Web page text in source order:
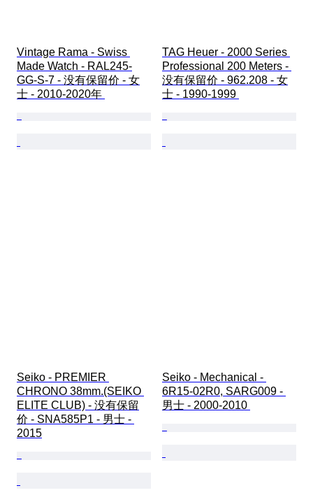
Vintage Rama - Swiss
Made Watch - RAL245-
GG-S-7 - 没有保留价 - 女
士 - 2010-2020年
TAG Heuer - 2000 Series
Professional 200 Meters -
没有保留价 - 962.208 - 女
士 - 1990-1999
Seiko - PREMIER
CHRONO 38mm.(SEIKO
ELITE CLUB) - 没有保留
价 - SNA585P1 - 男士 -
2015
Seiko - Mechanical -
6R15-02R0, SARG009 -
男士 - 2000-2010